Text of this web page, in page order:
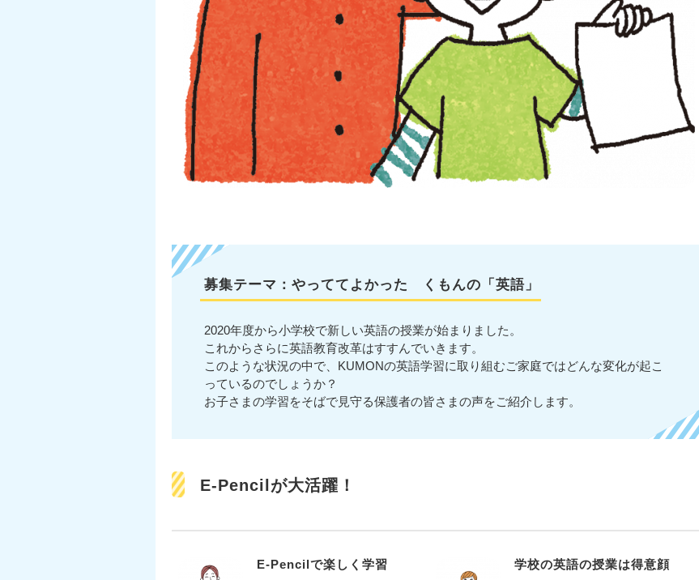
募集テーマ：やっててよかった くもんの「英語」
2020年度から小学校で新しい英語の授業が始まりました。
これからさらに英語教育改革はすすんでいきます。
このような状況の中で、KUMONの英語学習に取り組むご家庭ではどんな変化が起こ
っているのでしょうか？
お子さまの学習をそばで見守る保護者の皆さまの声をご紹介します。
E-Pencilが大活躍！
E-Pencilで楽しく学習 学校の英語の授業は得意顔